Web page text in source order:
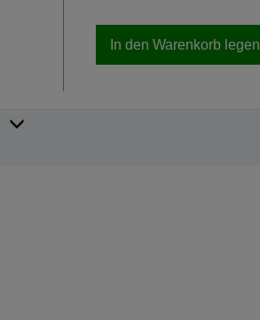
In den Warenkorb legen